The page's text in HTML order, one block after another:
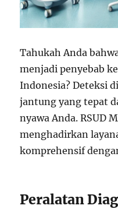
Tahukah Anda
menjadi penyebab
Indonesia? Deteksi
jantung yang tepat
nyawa Anda. RSUD
menghadirkan
komprehensif
Peralatan